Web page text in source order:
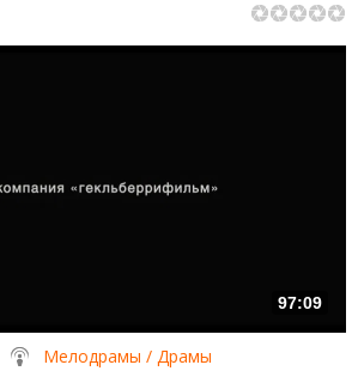
97:09
Мелодрамы / Драмы